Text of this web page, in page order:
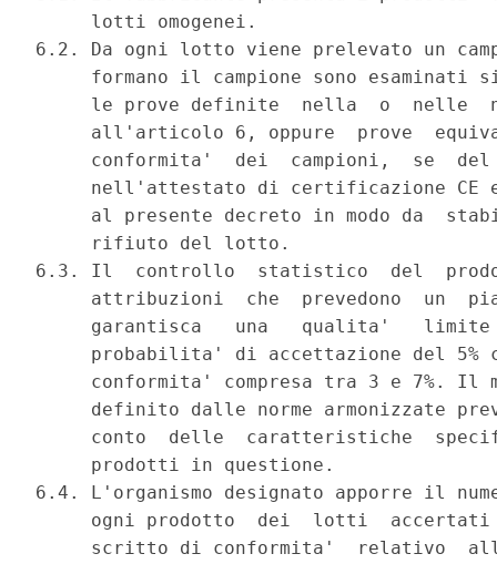
     lotti omogenei.
6.2. Da ogni lotto viene prelevato un
formano il campione sono esaminati
le prove definite  nella  o  nelle
all'articolo 6, oppure  prove
conformita'  dei  campioni,  se
nell'attestato di certificazione CE
al presente decreto in modo da
     rifiuto del lotto.
6.3. Il  controllo  statistico  del
attribuzioni  che  prevedono  un
garantisca   una   qualita'
probabilita' di accettazione del 5%
conformita' compresa tra 3 e 7%. Il
definito dalle norme armonizzate
conto  delle  caratteristiche
     prodotti in questione.
6.4. L'organismo designato apporre il
ogni prodotto  dei  lotti
scritto di conformita'  relativo